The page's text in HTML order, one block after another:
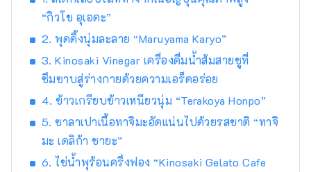
มากมาย โอบล้อมด้วยธรรมชาติ ให้คุณได้ผ่อน
คลายร่างกายและจิตใจ คุณสามารถพบกับเสียง
ที่น่าจดจำ เช่น เสียงฟ้าร้องของน้ำวนนารูโตะบน
เกาะอาวาจิ และเสียงแบบไดนามิกของเทศกาล
ดอกไม้ไฟที่จัดขึ้นในสถานที่ต่างๆ ในฤดูร้อน ใน
สวนสมุนไพรและสวนพฤกษศาสตร์ในจังหวัด
คุณจะได้รับการเยียวยาด้วยกลิ่นสมุนไพรและ
ดอกไม้ที่อ่อนโยนและน่ารื่นรมย์ตลอดสี่ฤดูกาล
เพลิดเพลินไปกับการเดินทางครั้งใหม่ในเฮียวโงะที่
กระตุ้นสัมผัสทั้งห้าของการมองเห็น การรับรส
การสัมผัส การได้ยิน และการดมกลิ่น
“กิวโช อุเอดะ”
2. พุดดิ้งนุ่มละลาย “Maruyama Karyo”
3. Kinosaki Vinegar เครื่องดื่มน้ำส้มสายชูที่
ซึมซาบสู่ร่างกายด้วยความเอร็ดอร่อย
4. ข้าวเกรียบข้าวเหนียวนุ่ม “Terakoya Honpo”
5. ซาลาเปาเนื้อทาจิมะอัดแน่นไปด้วยรสชาติ “ทาจิ
มะ เดลิก้า ชายะ”
6. ไข่น้ำพุร้อนครึ่งฟอง “Kinosaki Gelato Cafe